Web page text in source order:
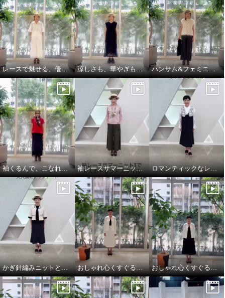
レースで魅せる、優雅でリッチな大人セットアップ 涼しさも、華やぎも、着映えも叶える ハンサム&フェミニンな大人スタイル
袖くるんで、こなれ見え 縦長レイヤード 袖レースサマーニットTとエレガントカーゴで大人のトレンドスタイル ロマンティックなレースを主役に華やかクラシカル
かぎ針編みニットとデニムを大人仕様にアップデート おしゃれ心くすぐるオケージョンスタイル おしゃれ心くすぐるオケージョンスタイル